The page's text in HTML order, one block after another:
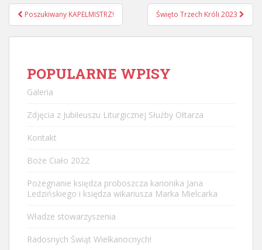
Nawigacja
postu
Poszukiwany KAPELMISTRZ! Święto Trzech Króli 2023
POPULARNE WPISY
Galeria
Zdjęcia z Jubileuszu Liturgicznej Służby Ołtarza
Kontakt
Boże Ciało 2022
Pożegnanie księdza proboszcza kanonika Jana
Ledzińskiego i księdza wikariusza Marka Mielcarka
Władze stowarzyszenia
Radosnych Świąt Wielkanocnych!